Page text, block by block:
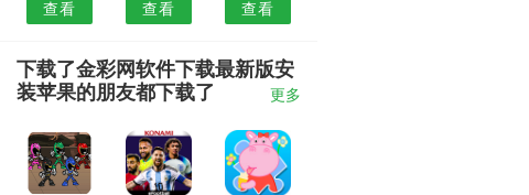
查看 查看 查看
下载了金彩网软件下载最新版安
装苹果的朋友都下载了
更多